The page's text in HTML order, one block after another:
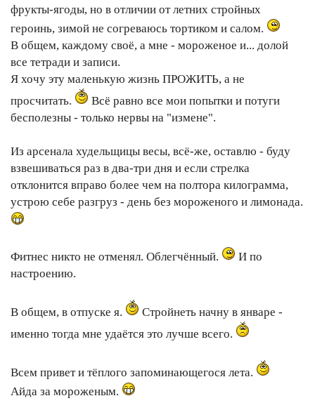
фрукты-ягоды, но в отличии от летних стройных
героинь, зимой не согреваюсь тортиком и салом.
В общем, каждому своё, а мне - мороженое и... долой
все тетради и записи.
Я хочу эту маленькую жизнь ПРОЖИТЬ, а не
просчитать.
Всё равно все мои попытки и потуги
бесполезны - только нервы на "измене".
Из арсенала худельщицы весы, всё-же, оставлю - буду
взвешиваться раз в два-три дня и если стрелка
отклонится вправо более чем на полтора килограмма,
устрою себе разгруз - день без мороженого и лимонада.
Фитнес никто не отменял. Облегчённый.
И по
настроению.
В общем, в отпуске я.
Стройнеть начну в январе -
именно тогда мне удаётся это лучше всего.
Всем привет и тёплого запоминающегося лета.
Айда за мороженым.